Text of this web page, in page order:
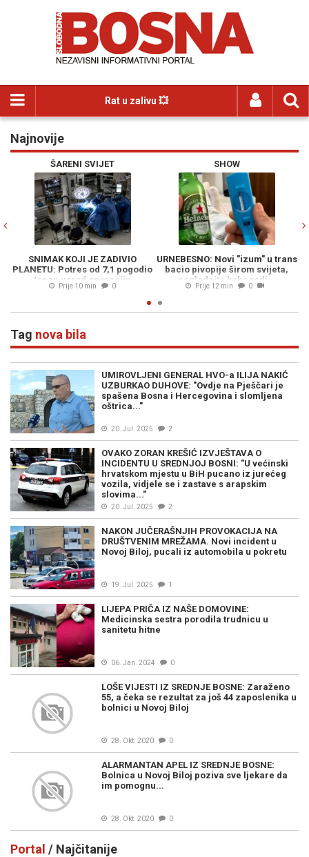
Rat u zalivu 💥
Najnovije
ŠARENI SVIJET
SNIMAK KOJI JE ZADIVIO
PLANETU: Potres od 7,1 pogodio
Japan usred operacije,
pogledajte reakciju ovih hirurga
Prije 10 min 0
SHOW
URNEBESNO: Novi "izum" u trans
bacio pivopije širom svijeta,
pogledajte kako radi...
Prije 12 min 0
Tag nova bila
UMIROVLJENI GENERAL HVO-a ILIJA NAKIĆ
UZBURKAO DUHOVE: "Ovdje na Pješčari je
spašena Bosna i Hercegovina i slomljena
oštrica..."
20. Jul. 2025 2
OVAKO ZORAN KREŠIĆ IZVJEŠTAVA O
INCIDENTU U SREDNJOJ BOSNI: "U većinski
hrvatskom mjestu u BiH pucano iz jurećeg
vozila, vidjele se i zastave s arapskim
slovima..."
20. Jul. 2025 2
NAKON JUČERAŠNJIH PROVOKACIJA NA
DRUŠTVENIM MREŽAMA. Novi incident u
Novoj Biloj, pucali iz automobila u pokretu
19. Jul. 2025 1
LIJEPA PRIČA IZ NAŠE DOMOVINE:
Medicinska sestra porodila trudnicu u
sanitetu hitne
06. Jan. 2024 0
LOŠE VIJESTI IZ SREDNJE BOSNE: Zaraženo
55, a čeka se rezultat za još 44 zaposlenika u
bolnici u Novoj Biloj
28. Okt. 2020 0
ALARMANTAN APEL IZ SREDNJE BOSNE:
Bolnica u Novoj Biloj poziva sve ljekare da
im pomognu...
28. Okt. 2020 0
Portal / Najčitanije